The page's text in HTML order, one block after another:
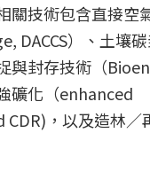
關技術包含直接空
DACCS）、土壤
與封存技術（
礦化（enhanced
CDR)，以及造林／